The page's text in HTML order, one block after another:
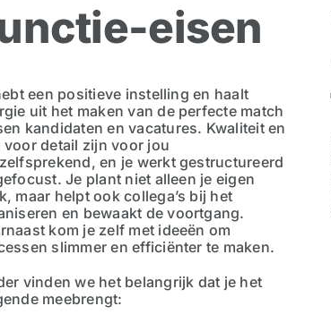
eisen
een positieve instelling en haalt
uit het maken van de perfecte match
kandidaten en vacatures. Kwaliteit en
voor detail zijn voor jou
en je werkt gestructureerd
Je plant niet alleen je eigen
maar helpt ook collega’s bij het
en bewaakt de voortgang.
kom je zelf met ideeën om
slimmer en efficiënter te maken.
vinden we het belangrijk dat je het
meebrengt: